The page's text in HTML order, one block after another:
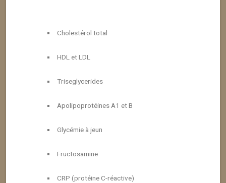
Cholestérol total
HDL et LDL
Triseglycerides
Apolipoprotéines A1 et B
Glycémie à jeun
Fructosamine
CRP (protéine C-réactive)